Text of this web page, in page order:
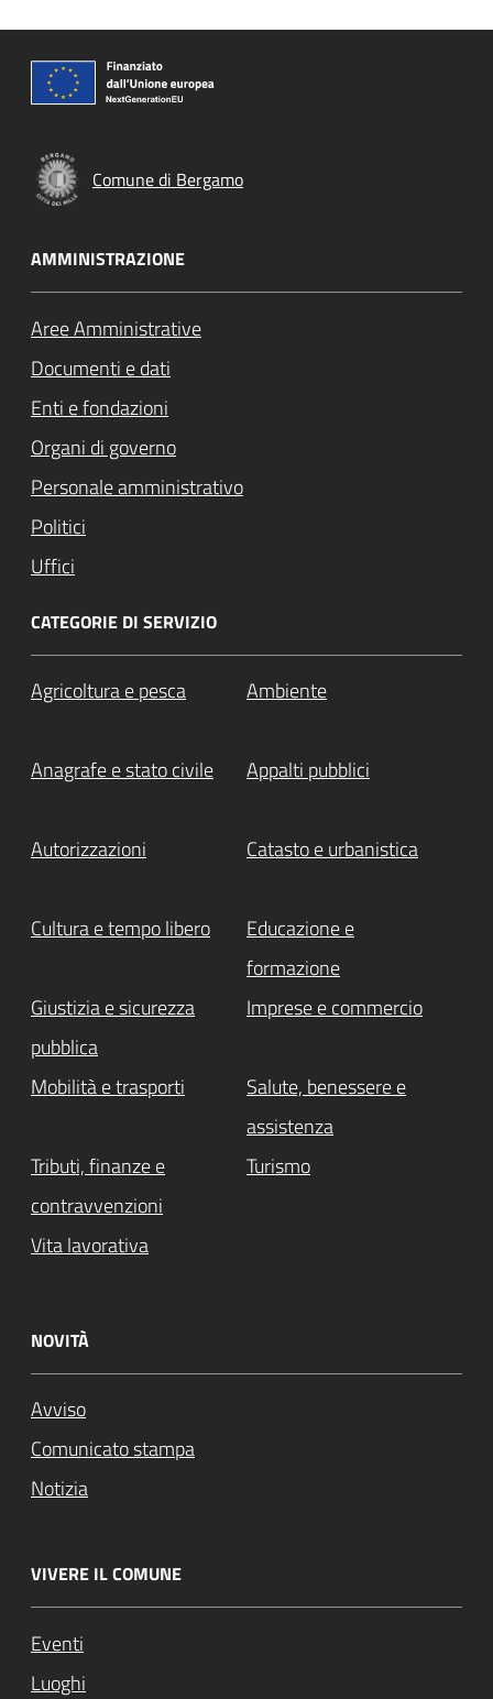
Comune di Bergamo
AMMINISTRAZIONE
Aree Amministrative
Documenti e dati
Enti e fondazioni
Organi di governo
Personale amministrativo
Politici
Uffici
CATEGORIE DI SERVIZIO
Agricoltura e pesca Ambiente
Anagrafe e stato civile Appalti pubblici
Autorizzazioni Catasto e urbanistica
Cultura e tempo libero
Educazione e
formazione
Giustizia e sicurezza
pubblica
Imprese e commercio
Mobilità e trasporti
Salute, benessere e
assistenza
Tributi, finanze e
contravvenzioni
Turismo
Vita lavorativa
NOVITÀ
Avviso
Comunicato stampa
Notizia
VIVERE IL COMUNE
Eventi
Luoghi